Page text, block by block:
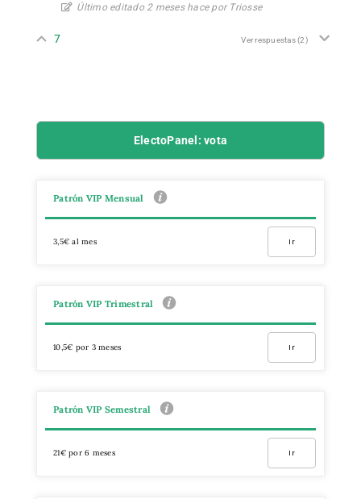
Último editado 2 meses hace por Triosse
7 Ver respuestas(2)
ElectoPanel: vota
Patrón VIP Mensual
3,5€ al mes Ir
Patrón VIP Trimestral
10,5€ por 3 meses Ir
Patrón VIP Semestral
21€ por 6 meses Ir